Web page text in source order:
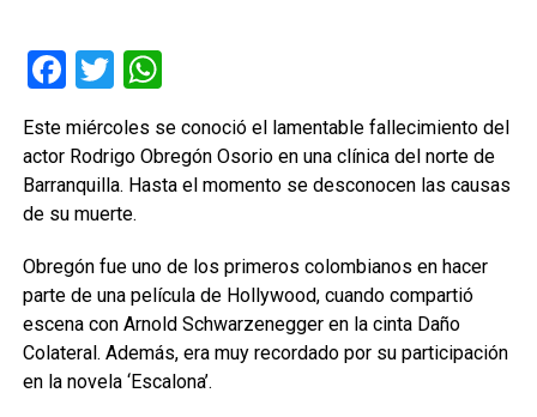
Facebook
TwitterWhatsApp
Este miércoles se conoció el lamentable fallecimiento del
actor Rodrigo Obregón Osorio en una clínica del norte de
Barranquilla. Hasta el momento se desconocen las causas
de su muerte.
Obregón fue uno de los primeros colombianos en hacer
parte de una película de Hollywood, cuando compartió
escena con Arnold Schwarzenegger en la cinta Daño
Colateral. Además, era muy recordado por su participación
en la novela ‘Escalona’.